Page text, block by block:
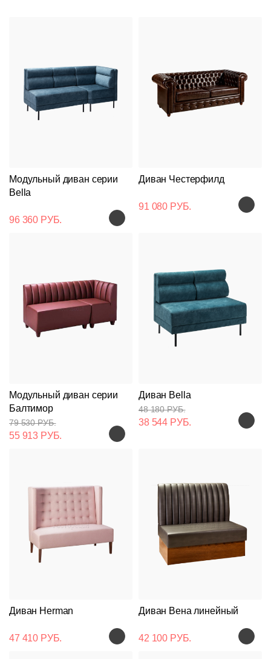
Модульный диван серии
Bella
96 360 РУБ.
Диван Честерфилд
91 080 РУБ.
Модульный диван серии
Балтимор
79 530 РУБ.
55 913 РУБ.
Диван Bella
48 180 РУБ.
38 544 РУБ.
Диван Herman
47 410 РУБ.
Диван Вена линейный
42 100 РУБ.